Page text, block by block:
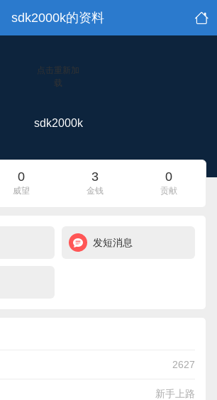
sdk2000k的资料
点击重新加
载
sdk2000k
0
威望
3
金钱
0
贡献
发短消息
2627
新手上路